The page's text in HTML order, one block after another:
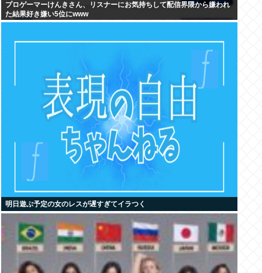
プロゲーマーけんきさん、リスナーにお気持ちして配信界隈から嫌われ
た結果好き嫌い5位にwww
明日遊ぶ予定の女のレスが遅すぎてイラつく